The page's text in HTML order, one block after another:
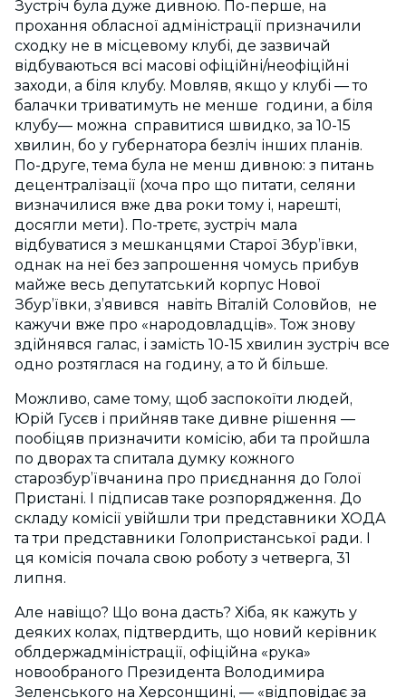
Зустріч була дуже дивною. По-перше, на
прохання обласної адміністрації призначили
сходку не в місцевому клубі, де зазвичай
відбуваються всі масові офіційні/неофіційні
заходи, а біля клубу. Мовляв, якщо у клубі — то
балачки триватимуть не менше години, а біля
клубу— можна справитися швидко, за 10-15
хвилин, бо у губернатора безліч інших планів.
По-друге, тема була не менш дивною: з питань
децентралізації (хоча про що питати, селяни
визначилися вже два роки тому і, нарешті,
досягли мети). По-третє, зустріч мала
відбуватися з мешканцями Старої Збур’ївки,
однак на неї без запрошення чомусь прибув
майже весь депутатський корпус Нової
Збур’ївки, з’явився навіть Віталій Соловйов, не
кажучи вже про «народовладців». Тож знову
здійнявся галас, і замість 10-15 хвилин зустріч все
одно розтяглася на годину, а то й більше.
Можливо, саме тому, щоб заспокоїти людей,
Юрій Гусєв і прийняв таке дивне рішення —
пообіцяв призначити комісію, аби та пройшла
по дворах та спитала думку кожного
старозбур’ївчанина про приєднання до Голої
Пристані. І підписав таке розпорядження. До
складу комісії увійшли три представники ХОДА
та три представники Голопристанської ради. І
ця комісія почала свою роботу з четверга, 31
липня.
Але навіщо? Що вона дасть? Хіба, як кажуть у
деяких колах, підтвердить, що новий керівник
облдержадміністрації, офіційна «рука»
новообраного Президента Володимира
Зеленського на Херсонщині, — «відповідає за